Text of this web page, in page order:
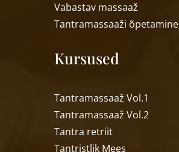
Vabastav massaaž
Tantramassaaži õpetamine
Kursused
Tantramassaaž Vol.1
Tantramassaaž Vol.2
Tantra retriit
Tantristlik Mees